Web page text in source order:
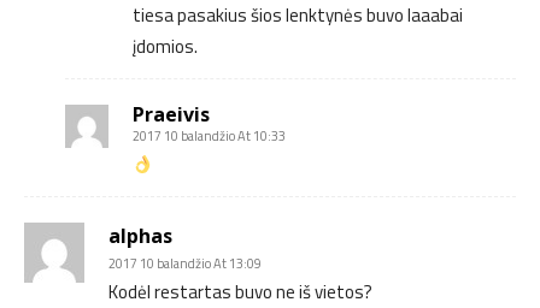
tiesa pasakius šios lenktynės buvo laaabai
įdomios.
Praeivis
2017 10 balandžio At 10:33
alphas
2017 10 balandžio At 13:09
Kodėl restartas buvo ne iš vietos?